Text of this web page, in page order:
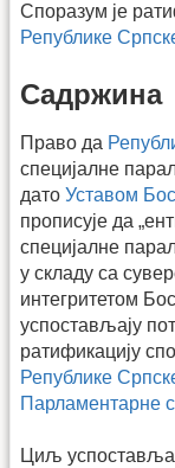
Споразум је
Републике
Садржина
Право да
специјалне
дато Уставом
прописује да
специјалне
у складу са
интегритетом
успостављају
ратификацију
Републике
Парламентарне
Циљ